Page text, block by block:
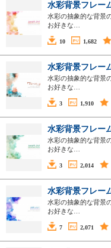
水彩背景フレー
水彩の抽象的な背景
お好きな…
10 1,682
水彩背景フレー
水彩の抽象的な背景
お好きな…
3 1,910
水彩背景フレー
水彩の抽象的な背景
お好きな…
3 2,014
水彩背景フレー
水彩の抽象的な背景
お好きな…
7 2,071